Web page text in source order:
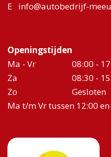
E
info@autobedrijf-
Openingstijden
Ma - Vr
08:00 -
Za
08:30 -
Zo
Gesloten
Ma t/m Vr tussen 12:00